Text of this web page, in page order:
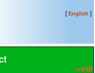
[English ]